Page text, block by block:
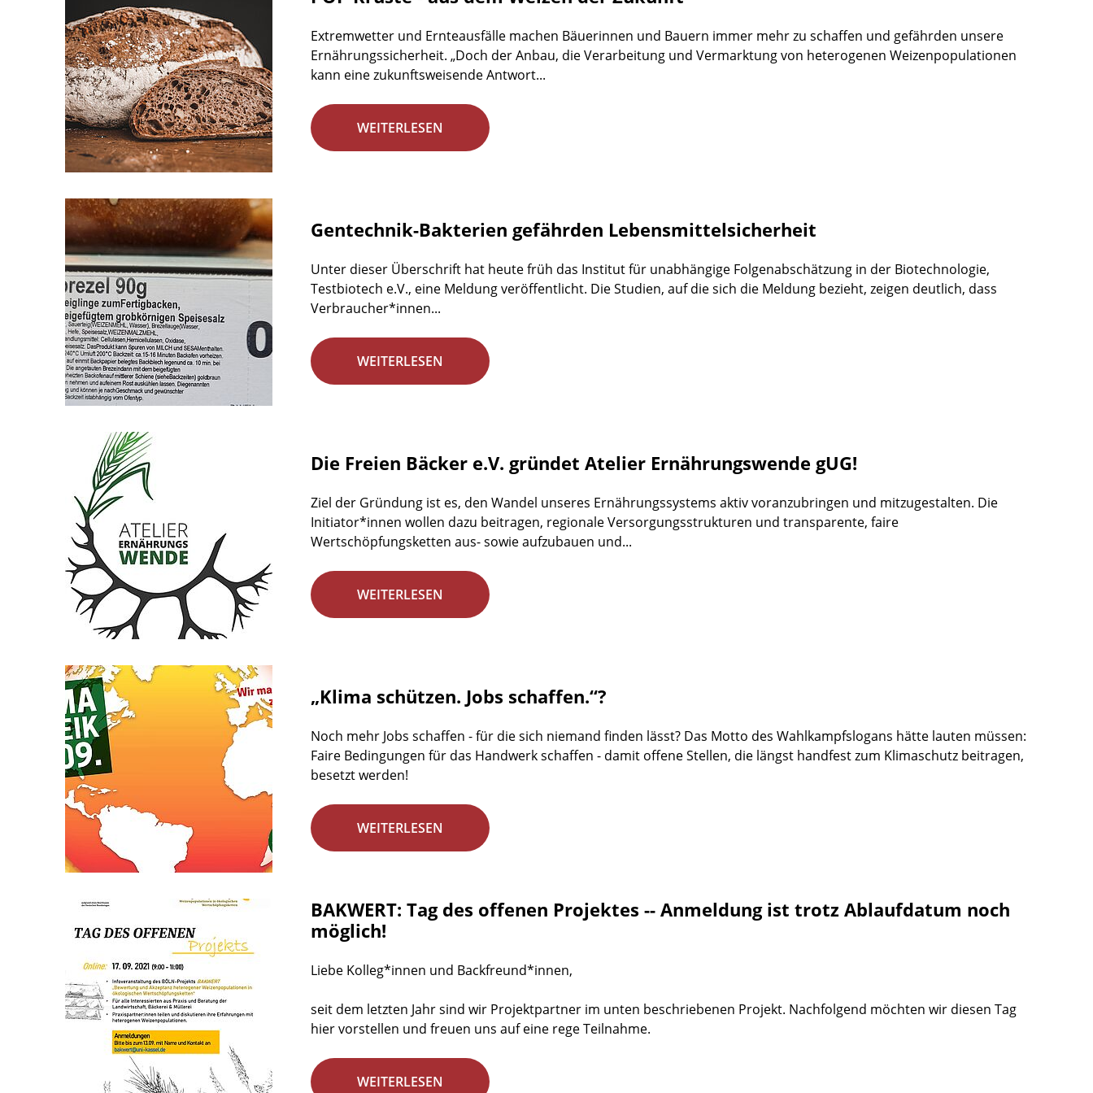
Extremwetter und Ernteausfälle machen Bäuerinnen und Bauern immer mehr zu schaffen und gefährden unsere
Ernährungssicherheit. „Doch der Anbau, die Verarbeitung und Vermarktung von heterogenen Weizenpopulationen
kann eine zukunftsweisende Antwort...
WEITERLESEN
Gentechnik-Bakterien gefährden Lebensmittelsicherheit
Unter dieser Überschrift hat heute früh das Institut für unabhängige Folgenabschätzung in der Biotechnologie,
Testbiotech e.V., eine Meldung veröffentlicht. Die Studien, auf die sich die Meldung bezieht, zeigen deutlich, dass
Verbraucher*innen...
WEITERLESEN
Die Freien Bäcker e.V. gründet Atelier Ernährungswende gUG!
Ziel der Gründung ist es, den Wandel unseres Ernährungssystems aktiv voranzubringen und mitzugestalten. Die
Initiator*innen wollen dazu beitragen, regionale Versorgungsstrukturen und transparente, faire
Wertschöpfungsketten aus- sowie aufzubauen und...
WEITERLESEN
„Klima schützen. Jobs schaffen.“?
Noch mehr Jobs schaffen - für die sich niemand finden lässt? Das Motto des Wahlkampfslogans hätte lauten müssen:
Faire Bedingungen für das Handwerk schaffen - damit offene Stellen, die längst handfest zum Klimaschutz beitragen,
besetzt werden!
WEITERLESEN
BAKWERT: Tag des offenen Projektes -- Anmeldung ist trotz Ablaufdatum noch
möglich!
Liebe Kolleg*innen und Backfreund*innen,
seit dem letzten Jahr sind wir Projektpartner im unten beschriebenen Projekt. Nachfolgend möchten wir diesen Tag
hier vorstellen und freuen uns auf eine rege Teilnahme.
WEITERLESEN